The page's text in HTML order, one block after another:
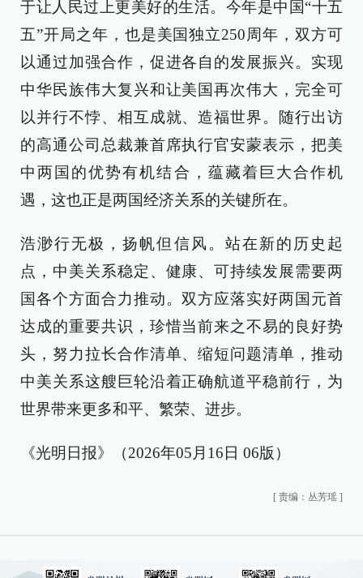
于让人民过上更美好的生活。今年是中国“十五
五”开局之年，也是美国独立250周年，双方可
以通过加强合作，促进各自的发展振兴。实现
中华民族伟大复兴和让美国再次伟大，完全可
以并行不悖、相互成就、造福世界。随行出访
的高通公司总裁兼首席执行官安蒙表示，把美
中两国的优势有机结合，蕴藏着巨大合作机
遇，这也正是两国经济关系的关键所在。
浩渺行无极，扬帆但信风。站在新的历史起
点，中美关系稳定、健康、可持续发展需要两
国各个方面合力推动。双方应落实好两国元首
达成的重要共识，珍惜当前来之不易的良好势
头，努力拉长合作清单、缩短问题清单，推动
中美关系这艘巨轮沿着正确航道平稳前行，为
世界带来更多和平、繁荣、进步。
《光明日报》（2026年05月16日 06版）
[ 责编：丛芳瑶 ]